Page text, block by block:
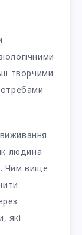
творчими
людина
Чим вище
які